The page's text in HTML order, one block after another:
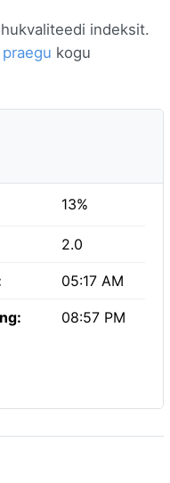
indeksit.
kogu
13%
2.0
05:17 AM
08:57 PM